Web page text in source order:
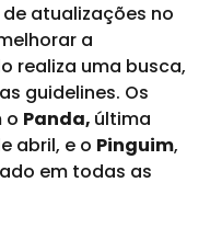
atualizações no
a
realiza uma busca,
guidelines. Os
o Panda, última
abril, e o Pinguim,
em todas as